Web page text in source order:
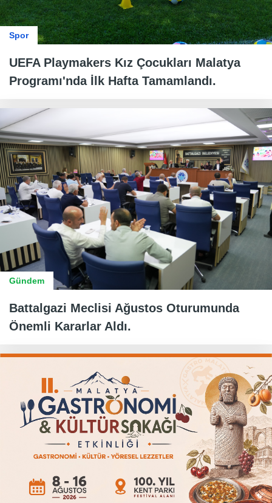
Spor
UEFA Playmakers Kız Çocukları Malatya
Programı'nda İlk Hafta Tamamlandı.
Gündem
Battalgazi Meclisi Ağustos Oturumunda
Önemli Kararlar Aldı.